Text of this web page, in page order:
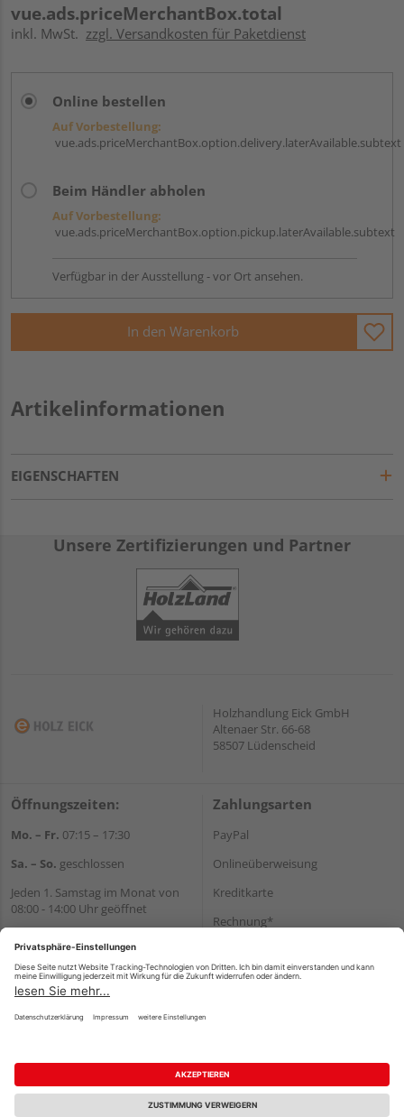
vue.ads.priceMerchantBox.total
inkl. MwSt. zzgl. Versandkosten für Paketdienst
Online bestellen
Auf Vorbestellung:
vue.ads.priceMerchantBox.option.delivery.laterAvailable.subtext
Beim Händler abholen
Auf Vorbestellung:
vue.ads.priceMerchantBox.option.pickup.laterAvailable.subtext
Verfügbar in der Ausstellung - vor Ort ansehen.
In den Warenkorb
Artikelinformationen
EIGENSCHAFTEN
Unsere Zertifizierungen und Partner
Holzhandlung Eick GmbH
Altenaer Str. 66-68
58507 Lüdenscheid
Öffnungszeiten:
Mo. – Fr. 07:15 – 17:30
Sa. – So. geschlossen
Jeden 1. Samstag im Monat von
08:00 - 14:00 Uhr geöffnet
weiter
Tel.:+49 2351 90330
E-Mail: shop@holz-eick.de
Zahlungsarten
PayPal
Onlineüberweisung
Kreditkarte
Rechnung*
Versand
Impressum AGB Widerruf
Datenschutz
Reservierungsbedingungen
Vertrag widerrufen